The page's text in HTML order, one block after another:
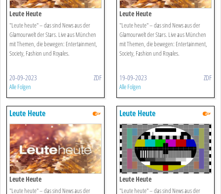
Leute Heute
"Leute heute" – das sind News aus der
Glamourwelt der Stars. Live aus München
mit Themen, die bewegen: Entertainment,
Society, Fashion und Royales.
20-09-2023 ZDF
Alle Folgen
Leute Heute
"Leute heute" – das sind News aus der
Glamourwelt der Stars. Live aus München
mit Themen, die bewegen: Entertainment,
Society, Fashion und Royales.
19-09-2023 ZDF
Alle Folgen
Leute Heute
Leute Heute
"Leute heute" – das sind News aus der
Leute Heute
Leute Heute
"Leute heute" – das sind News aus der